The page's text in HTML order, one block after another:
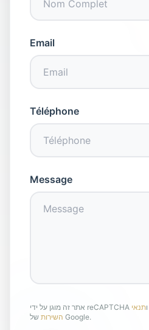
Email
Téléphone
Message
ותנאי
השירות של Google.